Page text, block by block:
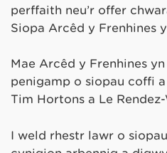
perffaith neu’r offer
Siopa Arcêd y Frenhines
Mae Arcêd y Frenhines
penigamp o siopau coffi
Tim Hortons a Le Rendez-
I weld rhestr lawr o